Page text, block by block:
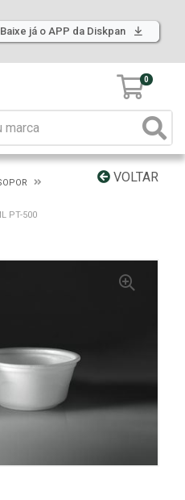
Baixe já o APP da Diskpan
0
VOLTAR
PT-500